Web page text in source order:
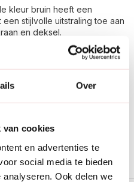
Over
van cookies
en advertenties te
social media te bieden
Ook delen we
kleur bruin heeft een
stijlvolle uitstraling toe aan
en deksel.
in België en Nederland.*
bij ons op!